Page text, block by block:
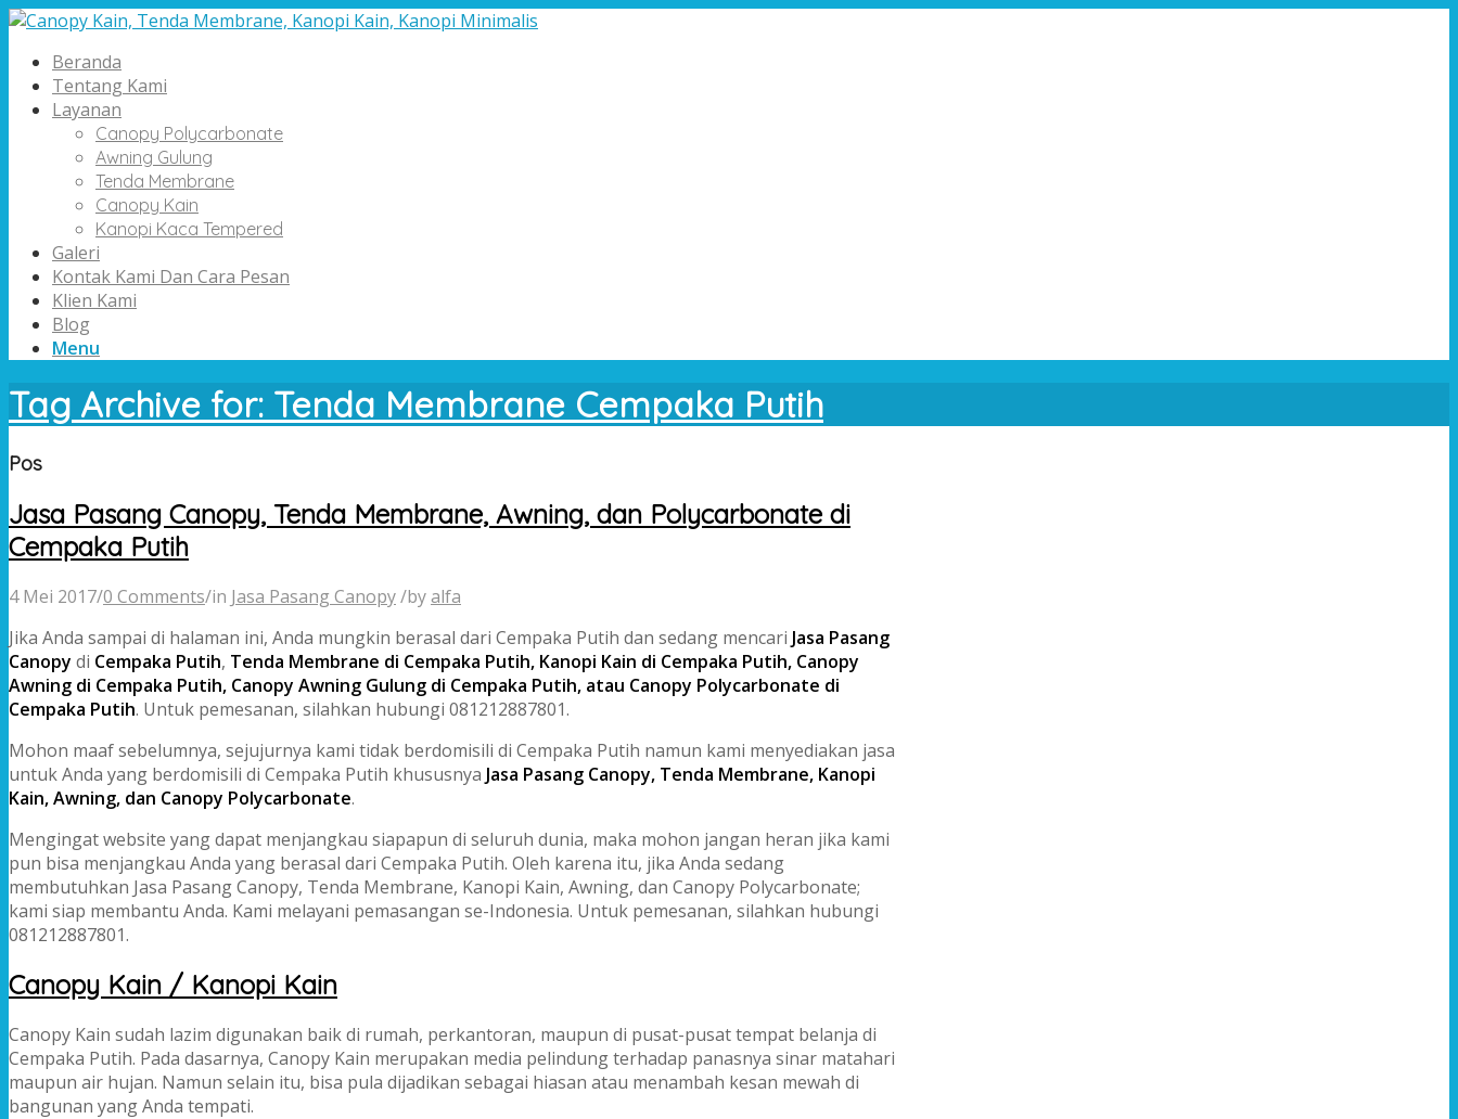
Beranda
Tentang Kami
Layanan
Canopy Polycarbonate
Awning Gulung
Tenda Membrane
Canopy Kain
Kanopi Kaca Tempered
Galeri
Kontak Kami Dan Cara Pesan
Klien Kami
Blog
Menu
Tag Archive for: Tenda Membrane Cempaka Putih
Pos
Jasa Pasang Canopy, Tenda Membrane, Awning, dan Polycarbonate di
Cempaka Putih
4 Mei 2017/0 Comments/in Jasa Pasang Canopy/byalfa
Jika Anda sampai di halaman ini, Anda mungkin berasal dari Cempaka Putih dan sedang mencari Jasa Pasang
Canopy di Cempaka Putih, Tenda Membrane di Cempaka Putih, Kanopi Kain di Cempaka Putih, Canopy
Awning di Cempaka Putih, Canopy Awning Gulung di Cempaka Putih, atau Canopy Polycarbonate di
Cempaka Putih. Untuk pemesanan, silahkan hubungi 081212887801.
Mohon maaf sebelumnya, sejujurnya kami tidak berdomisili di Cempaka Putih namun kami menyediakan jasa
untuk Anda yang berdomisili di Cempaka Putih khususnya Jasa Pasang Canopy, Tenda Membrane, Kanopi
Kain, Awning, dan Canopy Polycarbonate.
Mengingat website yang dapat menjangkau siapapun di seluruh dunia, maka mohon jangan heran jika kami
pun bisa menjangkau Anda yang berasal dari Cempaka Putih. Oleh karena itu, jika Anda sedang
membutuhkan Jasa Pasang Canopy, Tenda Membrane, Kanopi Kain, Awning, dan Canopy Polycarbonate;
kami siap membantu Anda. Kami melayani pemasangan se-Indonesia. Untuk pemesanan, silahkan hubungi
081212887801.
Canopy Kain / Kanopi Kain
Canopy Kain sudah lazim digunakan baik di rumah, perkantoran, maupun di pusat-pusat tempat belanja di
Cempaka Putih. Pada dasarnya, Canopy Kain merupakan media pelindung terhadap panasnya sinar matahari
maupun air hujan. Namun selain itu, bisa pula dijadikan sebagai hiasan atau menambah kesan mewah di
bangunan yang Anda tempati.